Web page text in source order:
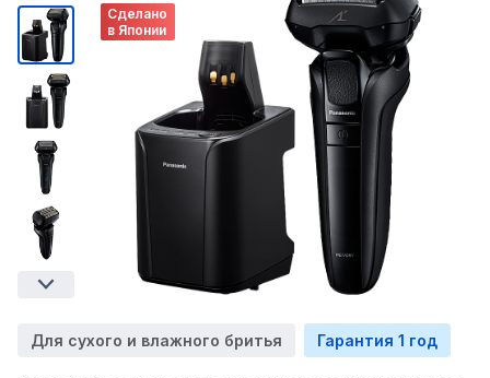
Сделано
в Японии
Для сухого и влажного бритья Гарантия 1 год